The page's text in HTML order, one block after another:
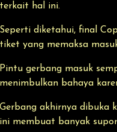
terkait hal ini.
Seperti diketahui, final
tiket yang memaksa
Pintu gerbang masuk
menimbulkan bahaya
Gerbang akhirnya dibuka
ini membuat banyak